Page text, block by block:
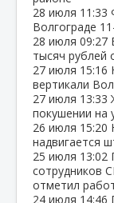
28 июля 11:33
Волгограде
28 июля 09:27
тысяч рублей
27 июля 15:16
вертикали
27 июля 13:33
покушении на
26 июля 15:20
надвигается
25 июля 13:02
сотрудников
отметил
24 июля 14:46